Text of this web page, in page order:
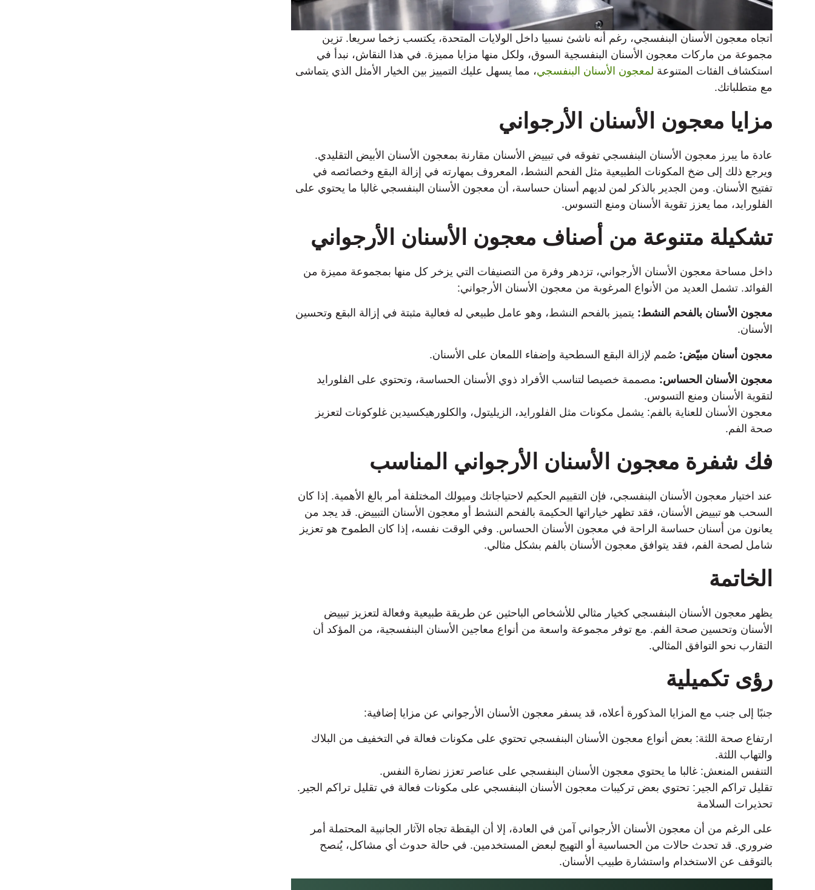
اتجاه معجون الأسنان البنفسجي، رغم أنه ناشئ نسبيا داخل الولايات المتحدة، يكتسب زخما سريعا. تزين
مجموعة من ماركات معجون الأسنان البنفسجية السوق، ولكل منها مزايا مميزة. في هذا النقاش، نبدأ في
استكشاف الفئات المتنوعة لمعجون الأسنان البنفسجي، مما يسهل عليك التمييز بين الخيار الأمثل الذي يتماشى
مع متطلباتك.
مزايا معجون الأسنان الأرجواني
عادة ما يبرز معجون الأسنان البنفسجي تفوقه في تبييض الأسنان مقارنة بمعجون الأسنان الأبيض التقليدي.
ويرجع ذلك إلى ضخ المكونات الطبيعية مثل الفحم النشط، المعروف بمهارته في إزالة البقع وخصائصه في
تفتيح الأسنان. ومن الجدير بالذكر لمن لديهم أسنان حساسة، أن معجون الأسنان البنفسجي غالبا ما يحتوي على
الفلورايد، مما يعزز تقوية الأسنان ومنع التسوس.
تشكيلة متنوعة من أصناف معجون الأسنان الأرجواني
داخل مساحة معجون الأسنان الأرجواني، تزدهر وفرة من التصنيفات التي يزخر كل منها بمجموعة مميزة من
الفوائد. تشمل العديد من الأنواع المرغوبة من معجون الأسنان الأرجواني:
معجون الأسنان بالفحم النشط: يتميز بالفحم النشط، وهو عامل طبيعي له فعالية مثبتة في إزالة البقع وتحسين
الأسنان.
معجون أسنان مبيّض: صُمم لإزالة البقع السطحية وإضفاء اللمعان على الأسنان.
معجون الأسنان الحساس: مصممة خصيصا لتناسب الأفراد ذوي الأسنان الحساسة، وتحتوي على الفلورايد
لتقوية الأسنان ومنع التسوس.
معجون الأسنان للعناية بالفم: يشمل مكونات مثل الفلورايد، الزيليتول، والكلورهيكسيدين غلوكونات لتعزيز
صحة الفم.
فك شفرة معجون الأسنان الأرجواني المناسب
عند اختيار معجون الأسنان البنفسجي، فإن التقييم الحكيم لاحتياجاتك وميولك المختلفة أمر بالغ الأهمية. إذا كان
السحب هو تبييض الأسنان، فقد تظهر خياراتها الحكيمة بالفحم النشط أو معجون الأسنان التبييض. قد يجد من
يعانون من أسنان حساسة الراحة في معجون الأسنان الحساس. وفي الوقت نفسه، إذا كان الطموح هو تعزيز
شامل لصحة الفم، فقد يتوافق معجون الأسنان بالفم بشكل مثالي.
الخاتمة
يظهر معجون الأسنان البنفسجي كخيار مثالي للأشخاص الباحثين عن طريقة طبيعية وفعالة لتعزيز تبييض
الأسنان وتحسين صحة الفم. مع توفر مجموعة واسعة من أنواع معاجين الأسنان البنفسجية، من المؤكد أن
التقارب نحو التوافق المثالي.
رؤى تكميلية
جنبًا إلى جنب مع المزايا المذكورة أعلاه، قد يسفر معجون الأسنان الأرجواني عن مزايا إضافية:
ارتفاع صحة اللثة: بعض أنواع معجون الأسنان البنفسجي تحتوي على مكونات فعالة في التخفيف من البلاك
والتهاب اللثة.
التنفس المنعش: غالبا ما يحتوي معجون الأسنان البنفسجي على عناصر تعزز نضارة النفس.
تقليل تراكم الجير: تحتوي بعض تركيبات معجون الأسنان البنفسجي على مكونات فعالة في تقليل تراكم الجير.
تحذيرات السلامة
على الرغم من أن معجون الأسنان الأرجواني آمن في العادة، إلا أن اليقظة تجاه الآثار الجانبية المحتملة أمر
ضروري. قد تحدث حالات من الحساسية أو التهيج لبعض المستخدمين. في حالة حدوث أي مشاكل، يُنصح
بالتوقف عن الاستخدام واستشارة طبيب الأسنان.